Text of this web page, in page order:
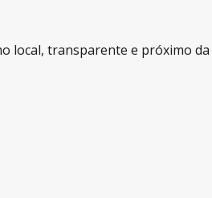
local, transparente e próximo da